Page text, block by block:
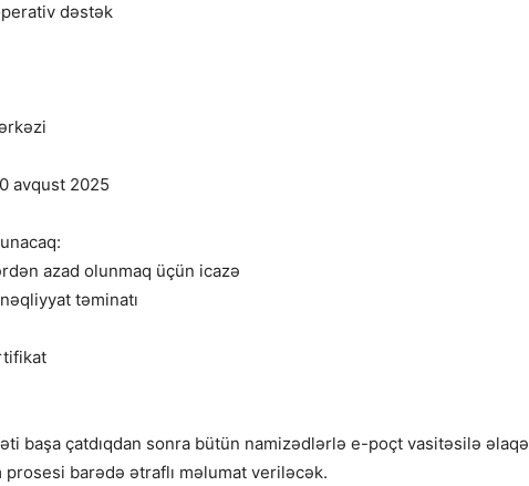
dəstək
avqust 2025
azad olunmaq üçün icazə
təminatı
başa çatdıqdan sonra bütün namizədlərlə e-poçt vasitəsilə əlaqə
prosesi barədə ətraflı məlumat veriləcək.